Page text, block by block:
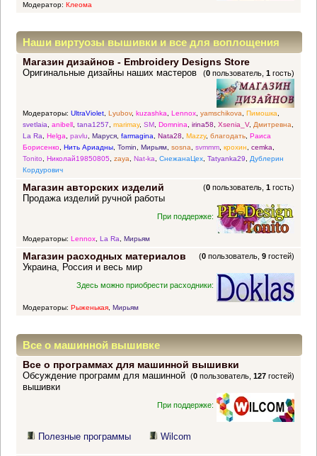
Модератор: Клеома
Наши виртуозы вышивки и все для воплощения
прекрасных идей
Магазин дизайнов - Embroidery Designs Store
(0 пользователь,1 гость)
Оригинальные дизайны наших мастеров
Модераторы: UltraViolet, Lyubov, kuzashka, Lennox, yamschikova, Пимошка,
svetlaia, anibell, tana1257, marimay, SM, Domnina, irina58, Xsenia_V, Дмитревна,
La Ra, Helga, pavlu, Маруся, farmagina, Nata28, Mazzy, благодать, Раиса
Борисенко, Нить Ариадны, Tomin, Мирьям, sosna, svmmm, крохин, cemka,
Tonito, Николай19850805, zaya, Nat-ka, СнежанаЦех, Tatyanka29, Дублерин
Кордурович
Магазин авторских изделий (0 пользователь,1 гость)
Продажа изделий ручной работы
При поддержке:
Модераторы: Lennox, La Ra, Мирьям
Магазин расходных материалов (0 пользователь,9 гостей)
Украина, Россия и весь мир
Здесь можно приобрести расходники:
Модераторы: Рыженькая, Мирьям
Все о машинной вышивке
Все о программах для машинной вышивки
(0 пользователь,127 гостей)
Обсуждение программ для машинной
вышивки
При поддержке:
Полезные программы Wilcom